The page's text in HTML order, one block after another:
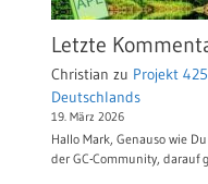
Letzte
Christian zu Projekt
Deutschlands
19. März 2026
Hallo Mark, Genauso wie
der GC-Community,